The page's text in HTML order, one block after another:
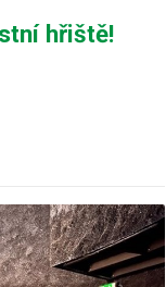
hřiště!